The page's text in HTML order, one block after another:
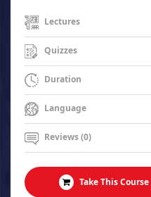
Lectures
Quizzes
Duration
Language
Reviews (0)
Take This Course